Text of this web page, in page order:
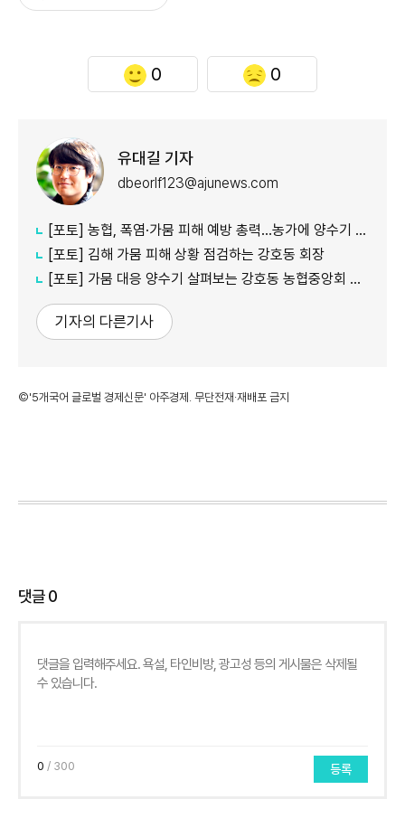
0 0
유대길 기자
dbeorlf123@ajunews.com
[포토] 농협, 폭염·가뭄 피해 예방 총력…농가에 양수기 지원
[포토] 김해 가뭄 피해 상황 점검하는 강호동 회장
[포토] 가뭄 대응 양수기 살펴보는 강호동 농협중앙회 회장
기자의 다른기사
©'5개국어 글로벌 경제신문' 아주경제. 무단전재·재배포 금지
댓글0
0 / 300 등록